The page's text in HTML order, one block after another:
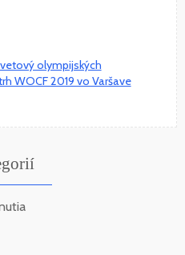
olympijských
WOCF 2019 vo Varšave